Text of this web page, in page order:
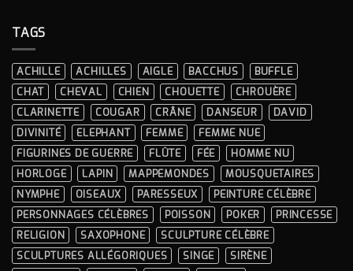
?
GUIDE
COMPLET
ET
CONSEILS
PRATIQUES
TAGS
ACHILLE ACHILLES AIGLE BACCHUS
BUFFLE
CHAT
CHEVAL CHIEN CHOUETTE
CHROUÈRE
CLARINETTE
COUGAR CRÂNE DANSEUR
DAVID
DIVINITÉ
ELEPHANT FEMME
FEMME NUE
FIGURINES DE GUERRE
FLÛTE FÉE
HOMME NU
HORLOGE
LAPIN MAPPEMONDES
MOUSQUETAIRES
NYMPHE
OISEAUX PARESSEUX
PEINTURE CÉLÈBRE
PERSONNAGES CÉLÈBRES
POISSON POKER
PRINCESSE
RELIGION
SAXOPHONE
SCULPTURE CÉLÈBRE
SCULPTURES ALLÉGORIQUES
SINGE
SIRÈNE